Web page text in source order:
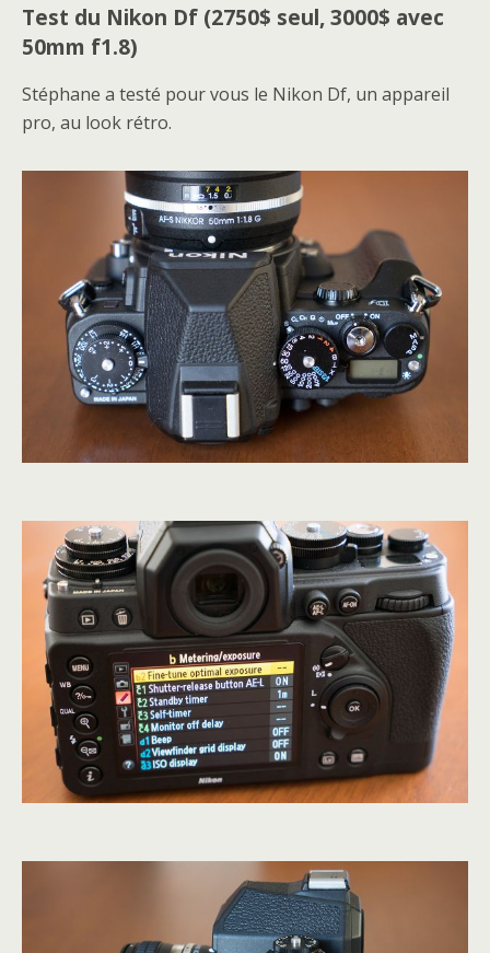
Test du Nikon Df (2750$ seul, 3000$ avec
50mm f1.8)
Stéphane a testé pour vous le Nikon Df, un appareil
pro, au look rétro.